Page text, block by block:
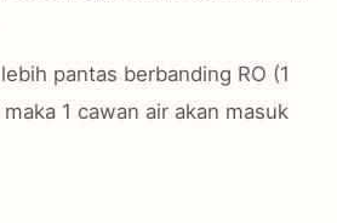
pantas berbanding RO (1
1 cawan air akan masuk